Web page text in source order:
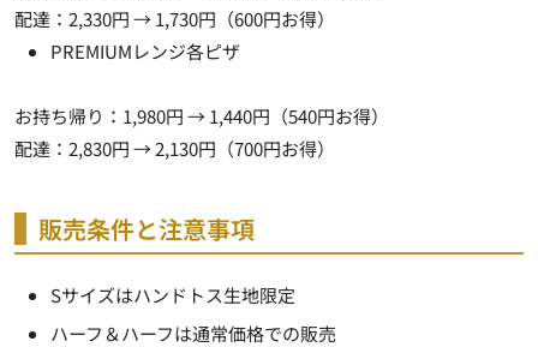
配達：2,330円 → 1,730円（600円お得）
PREMIUMレンジ各ピザ
お持ち帰り：1,980円 → 1,440円（540円お得）
配達：2,830円 → 2,130円（700円お得）
販売条件と注意事項
Sサイズはハンドトス生地限定
ハーフ＆ハーフは通常価格での販売